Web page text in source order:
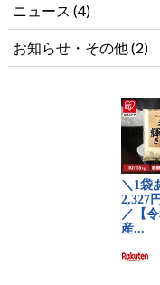
ニュース (4)
お知らせ・その他(2)